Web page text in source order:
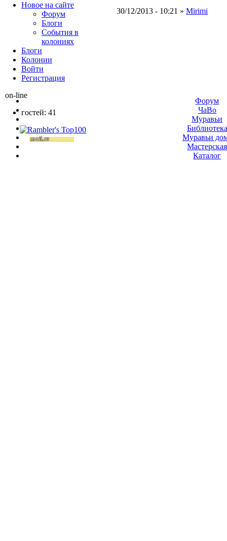
30/12/2013 - 10:21 » Mirimi
Новое на сайте
Форум
Блоги
События в
колониях
Блоги
Колонии
Войти
Peгиcтpaция
on-line
гостей: 41
Форум
ЧаВо
Муравьи
Библиотека
Муравьи
Мастерская
Каталог